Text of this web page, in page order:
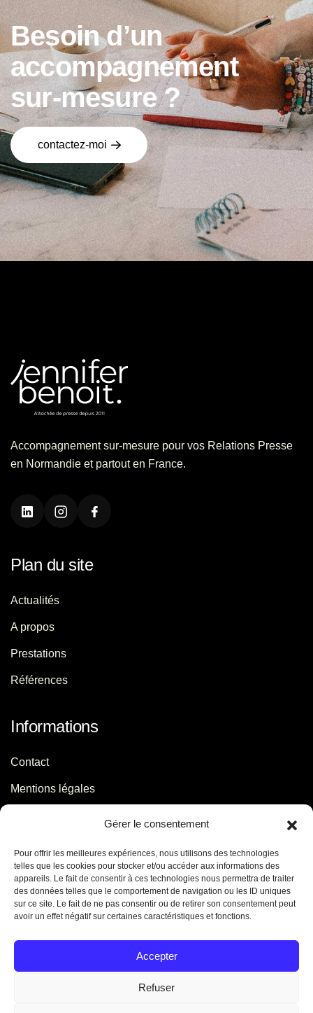
Gérer le consentement
Pour offrir les meilleures expériences, nous utilisons des technologies
telles que les cookies pour stocker et/ou accéder aux informations des
appareils. Le fait de consentir à ces technologies nous permettra de traiter
des données telles que le comportement de navigation ou les ID uniques
sur ce site. Le fait de ne pas consentir ou de retirer son consentement peut
avoir un effet négatif sur certaines caractéristiques et fonctions.
Accepter
Refuser
Besoin d’un
accompagnement
sur-mesure ?
contactez-moi
Accompagnement sur-mesure pour vos Relations Presse
en Normandie et partout en France.
Plan du site
Actualités
A propos
Prestations
Références
Informations
Contact
Mentions légales
Contact
06 29 56 64 44
contact[@]jb-conseils.fr
Caen - Normandie - France